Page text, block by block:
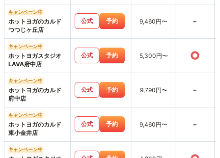
キャンペーン中
ホットヨガのカルド
つつじヶ丘店
公式 予約 9,460円〜 -
キャンペーン中
ホットヨガスタジオ
LAVA府中店
公式 予約 5,300円〜 ○
キャンペーン中
ホットヨガのカルド
府中店
公式 予約 9,790円〜 -
キャンペーン中
ホットヨガのカルド
東小金井店
公式 予約 9,460円〜 -
キャンペーン中